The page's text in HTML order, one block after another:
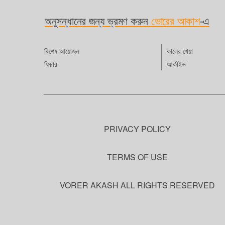
ব্র্যাক
বেশ
গড়ে
করতে
এগিয়ে
অনুসন্ধানের জন্য ভ্রমণ করুনভোরের আকাশ-এ
বিশেষ আয়োজন কালের খেয়া
ফিচার
আর্কাইভ
PRIVACY POLICY
TERMS OF USE
VORER AKASH ALL RIGHTS RESERVED